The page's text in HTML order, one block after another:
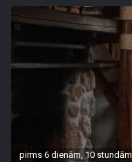
pirms 6 dienām, 10 stundām